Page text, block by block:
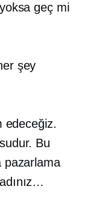
geç mi
şey
edeceğiz.
Bu
pazarlama